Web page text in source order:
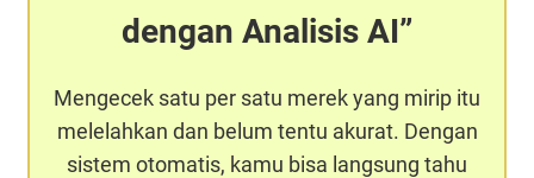
dengan Analisis AI
Mengecek satu per satu merek yang mirip itu
melelahkan dan belum tentu akurat. Dengan
sistem otomatis, kamu bisa langsung tahu